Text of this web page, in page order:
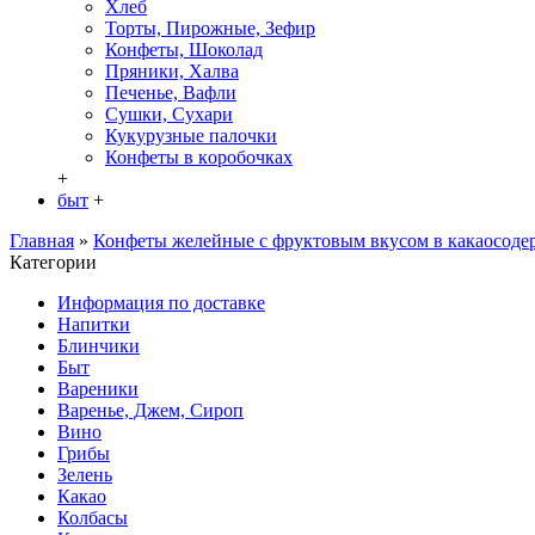
Хлеб
Торты, Пирожные, Зефир
Конфеты, Шоколад
Пряники, Халва
Печенье, Вафли
Сушки, Сухари
Кукурузные палочки
Конфеты в кoробочках
+
быт +
Главная » Конфеты желейные с фруктовым вкусом в
Категории
Информация по доставке
Hапитки
Блинчики
Быт
Вареники
Варенье, Джем, Сироп
Вино
Грибы
Зелень
Какао
Колбасы